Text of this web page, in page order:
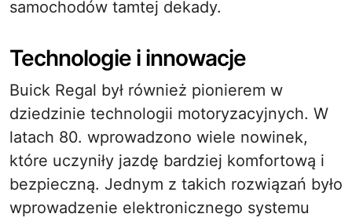
samochodów tamtej dekady.
Technologie i innowacje
Buick Regal był również pionierem w
dziedzinie technologii motoryzacyjnych. W
latach 80. wprowadzono wiele nowinek,
które uczyniły jazdę bardziej komfortową i
bezpieczną. Jednym z takich rozwiązań było
wprowadzenie elektronicznego systemu